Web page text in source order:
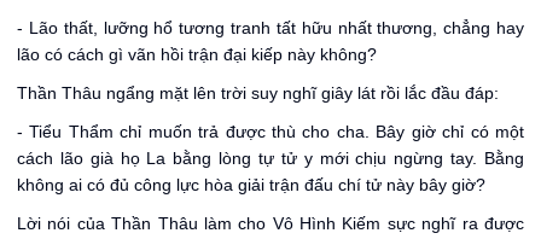
- Lão thất, lưỡng hổ tương tranh tất hữu nhất thương, chẳng hay
lão có cách gì vãn hồi trận đại kiếp này không?
Thần Thâu ngẩng mặt lên trời suy nghĩ giây lát rồi lắc đầu đáp:
- Tiểu Thẩm chỉ muốn trả được thù cho cha. Bây giờ chỉ có một
cách lão già họ La bằng lòng tự tử y mới chịu ngừng tay. Bằng
không ai có đủ công lực hòa giải trận đấu chí tử này bây giờ?
Lời nói của Thần Thâu làm cho Vô Hình Kiếm sực nghĩ ra được